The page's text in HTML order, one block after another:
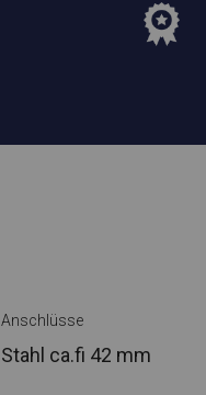
Anschlüsse
Stahl ca.fi 42 mm